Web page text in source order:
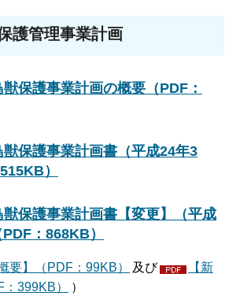
護管理事業計画
保護事業計画の概要（PDF：
獣保護事業計画書（平成24年3
）
獣保護事業計画書【変更】（平成
：868KB）
要】（PDF：99KB） 及び
【新
399KB）
）